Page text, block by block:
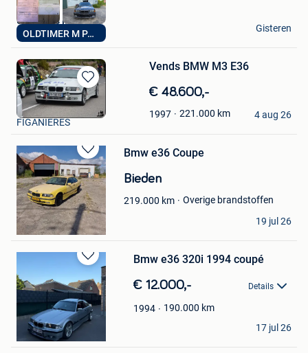
OLDTIMER M PAKKET
Ultra Cars Mol
Mol
Gisteren
Bewaren
in
Vends BMW M3 E36
€ 48.600,-
1997 221.000 km
Pierre André
FIGANIERES
4 aug 26
Bewaren
in
Mijn
Favorieten
Bmw e36 Coupe
Bieden
219.000 km
Overige brandstoffen
Pat
Jumet
19 jul 26
Bewaren
in
Mijn
Favorieten
Bmw e36 320i 1994 coupé
€ 12.000,- Details
1994 190.000 km
bert
Heusden
17 jul 26